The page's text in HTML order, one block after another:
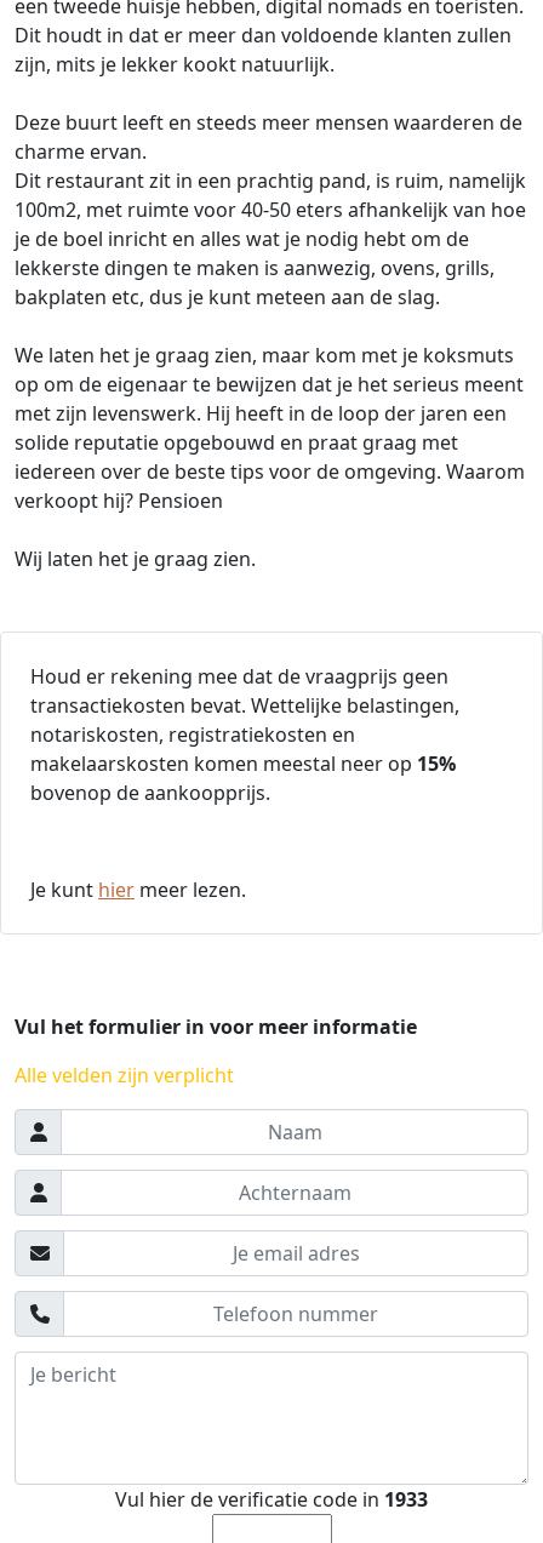
een tweede huisje hebben, digital nomads en toeristen.
Dit houdt in dat er meer dan voldoende klanten zullen
zijn, mits je lekker kookt natuurlijk.
Deze buurt leeft en steeds meer mensen waarderen de
charme ervan.
Dit restaurant zit in een prachtig pand, is ruim, namelijk
100m2, met ruimte voor 40-50 eters afhankelijk van hoe
je de boel inricht en alles wat je nodig hebt om de
lekkerste dingen te maken is aanwezig, ovens, grills,
bakplaten etc, dus je kunt meteen aan de slag.
We laten het je graag zien, maar kom met je koksmuts
op om de eigenaar te bewijzen dat je het serieus meent
met zijn levenswerk. Hij heeft in de loop der jaren een
solide reputatie opgebouwd en praat graag met
iedereen over de beste tips voor de omgeving. Waarom
verkoopt hij? Pensioen
Wij laten het je graag zien.
Houd er rekening mee dat de vraagprijs geen
transactiekosten bevat. Wettelijke belastingen,
notariskosten, registratiekosten en
makelaarskosten komen meestal neer op 15%
bovenop de aankoopprijs.
Je kunt hier meer lezen.
Vul het formulier in voor meer informatie
Alle velden zijn verplicht
Vul hier de verificatie code in 1933